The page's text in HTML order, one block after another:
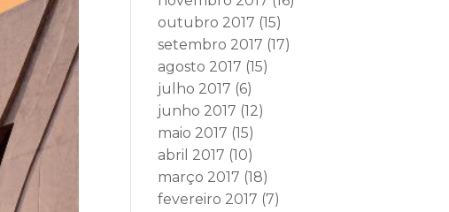
outubro 2017 (15)
setembro 2017 (17)
agosto 2017 (15)
julho 2017 (6)
junho 2017 (12)
maio 2017 (15)
abril 2017 (10)
março 2017 (18)
fevereiro 2017 (7)